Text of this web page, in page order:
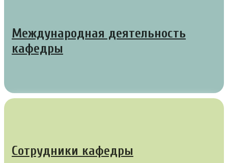
Международная деятельность
кафедры
Сотрудники кафедры